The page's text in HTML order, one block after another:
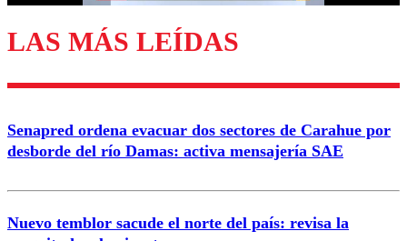
Enviar comentario
LAS MÁS LEÍDAS
Senapred ordena evacuar dos sectores de Carahue por
desborde del río Damas: activa mensajería SAE
Nuevo temblor sacude el norte del país: revisa la